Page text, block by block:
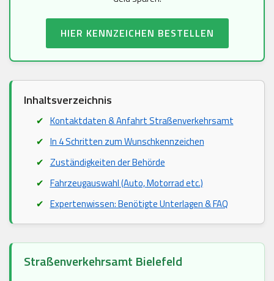
HIER KENNZEICHEN BESTELLEN
Inhaltsverzeichnis
Kontaktdaten & Anfahrt Straßenverkehrsamt
In 4 Schritten zum Wunschkennzeichen
Zuständigkeiten der Behörde
Fahrzeugauswahl (Auto, Motorrad etc.)
Expertenwissen: Benötigte Unterlagen & FAQ
Straßenverkehrsamt Bielefeld